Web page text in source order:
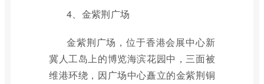
4、金紫荆广场
金紫荆广场，位于香港会展中心新
冀人工岛上的博览海滨花园中，三面被
维港环绕，因广场中心矗立的金紫荆铜